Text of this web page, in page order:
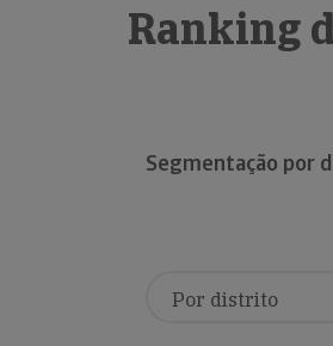
Ranking
Segmentação por